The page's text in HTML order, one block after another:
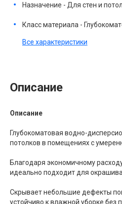
Назначение - Для стен и
Класс материала -
Все характеристики
Описание
Описание
Глубокоматовая водно-
потолков в помещениях с
Благодаря экономичному
идеально подходит для
Скрывает небольшие дефекты
устойчиво к влажной уборке